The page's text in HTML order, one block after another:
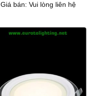
Giá bán: Vui lòng liên hệ